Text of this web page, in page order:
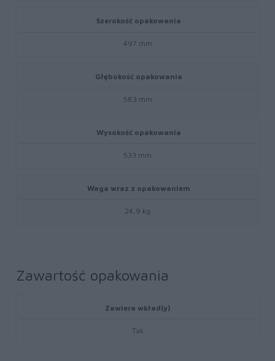
Szerokość opakowania
497 mm
Głębokość opakowania
583 mm
Wysokość opakowania
533 mm
Waga wraz z opakowaniem
24,9 kg
Zawartość opakowania
Zawiera wkład(y)
Tak